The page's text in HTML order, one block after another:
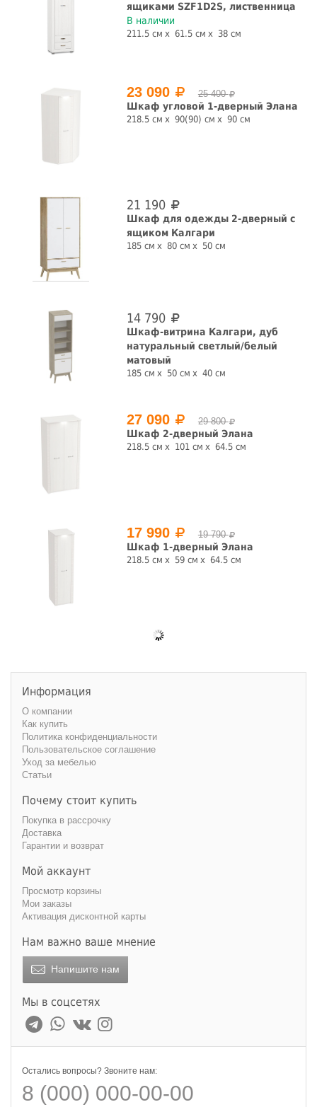
ящиками SZF1D2S, лиственница
В наличии
211.5 см 61.5 см 38 см
23 090 25 400
Шкаф угловой 1-дверный Элана
218.5 см 90(90) см 90 см
21 190
Шкаф для одежды 2-дверный с
ящиком Калгари
185 см 80 см 50 см
14 790
Шкаф-витрина Калгари, дуб
натуральный светлый/белый
матовый
185 см 50 см 40 см
27 090 29 800
Шкаф 2-дверный Элана
218.5 см 101 см 64.5 см
17 990 19 790
Шкаф 1-дверный Элана
218.5 см 59 см 64.5 см
Информация
О компании
Как купить
Политика конфиденциальности
Пользовательское соглашение
Уход за мебелью
Статьи
Почему стоит купить
Покупка в рассрочку
Доставка
Гарантии и возврат
Мой аккаунт
Просмотр корзины
Мои заказы
Активация дисконтной карты
Нам важно ваше мнение
Напишите нам
Мы в соцсетях
Остались вопросы? Звоните нам:
8 (000) 000-00-00